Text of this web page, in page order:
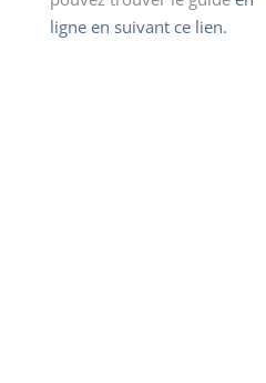
ligne en suivant ce lien.